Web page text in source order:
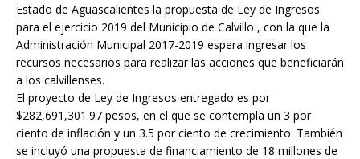
Estado de Aguascalientes la propuesta de Ley de Ingresos
para el ejercicio 2019 del Municipio de Calvillo , con la que la
Administración Municipal 2017-2019 espera ingresar los
recursos necesarios para realizar las acciones que beneficiarán
a los calvillenses.
El proyecto de Ley de Ingresos entregado es por
$282,691,301.97 pesos, en el que se contempla un 3 por
ciento de inflación y un 3.5 por ciento de crecimiento. También
se incluyó una propuesta de financiamiento de 18 millones de